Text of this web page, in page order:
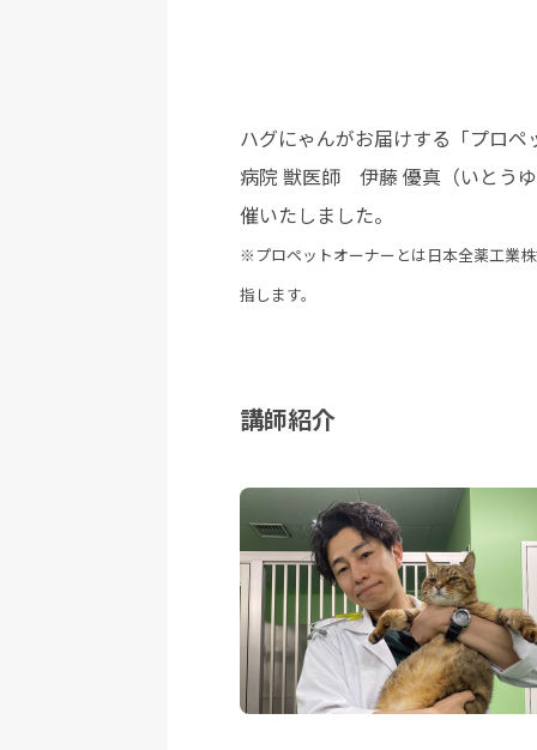
ハグにゃんがお届けする「プロ
病院 獣医師 伊藤 優真（いとう
催いたしました。
※プロペットオーナーとは日本全薬工業
指します。
講師紹介